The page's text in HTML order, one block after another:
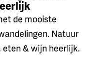
de mooiste
Natuur
eten & wijn heerlijk.